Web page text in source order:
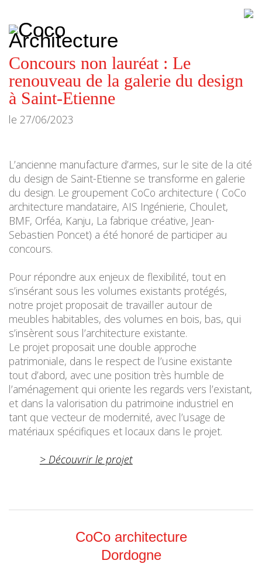
Architecture
architecture,
urbanisme,
etc.
Concours non lauréat : Le
renouveau de la galerie du design
à Saint-Etienne
le 27/06/2023
L’ancienne manufacture d’armes, sur le site de la cité
du design de Saint-Etienne se transforme en galerie
du design. Le groupement CoCo architecture ( CoCo
architecture mandataire, AIS Ingénierie, Choulet,
BMF, Orféa, Kanju, La fabrique créative, Jean-
Sebastien Poncet) a été honoré de participer au
concours.
Pour répondre aux enjeux de flexibilité, tout en
s’insérant sous les volumes existants protégés,
notre projet proposait de travailler autour de
meubles habitables, des volumes en bois, bas, qui
s’insèrent sous l’architecture existante.
Le projet proposait une double approche
patrimoniale, dans le respect de l’usine existante
tout d’abord, avec une position très humble de
l’aménagement qui oriente les regards vers l’existant,
et dans la valorisation du patrimoine industriel en
tant que vecteur de modernité, avec l’usage de
matériaux spécifiques et locaux dans le projet.
> Découvrir le projet
CoCo architecture
Dordogne